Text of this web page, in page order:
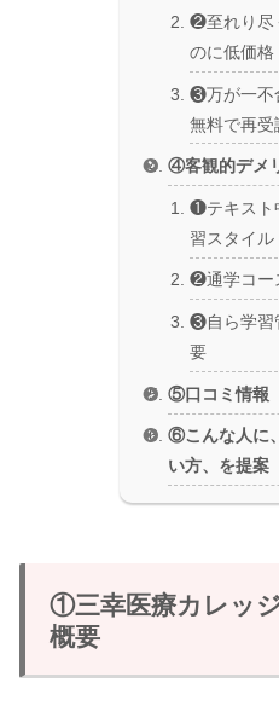
❷至れり尽
のに低価格
❸万が一不
無料で再受
④客観的デメ
❶テキスト
習スタイル
❷通学コー
❸自ら学習
要
⑤口コミ情報
⑥こんな人に
い方、を提案
①三幸医療カレッ
概要